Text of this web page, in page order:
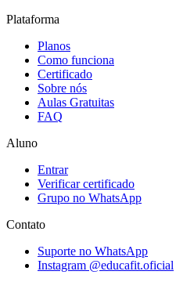
Plataforma
Planos
Como funciona
Certificado
Sobre nós
Aulas Gratuitas
FAQ
Aluno
Entrar
Verificar certificado
Grupo no WhatsApp
Contato
Suporte no WhatsApp
Instagram @educafit.oficial